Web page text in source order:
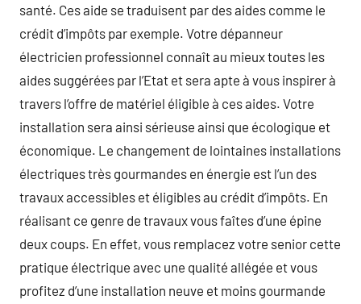
santé. Ces aide se traduisent par des aides comme le
crédit d’impôts par exemple. Votre dépanneur
électricien professionnel connaît au mieux toutes les
aides suggérées par l’Etat et sera apte à vous inspirer à
travers l’offre de matériel éligible à ces aides. Votre
installation sera ainsi sérieuse ainsi que écologique et
économique. Le changement de lointaines installations
électriques très gourmandes en énergie est l’un des
travaux accessibles et éligibles au crédit d’impôts. En
réalisant ce genre de travaux vous faîtes d’une épine
deux coups. En effet, vous remplacez votre senior cette
pratique électrique avec une qualité allégée et vous
profitez d’une installation neuve et moins gourmande